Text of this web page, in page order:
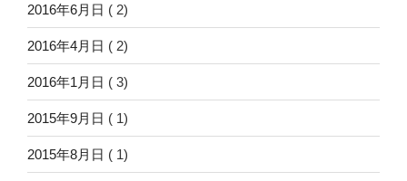
2016年6月日 ( 2)
2016年4月日 ( 2)
2016年1月日 ( 3)
2015年9月日 ( 1)
2015年8月日 ( 1)